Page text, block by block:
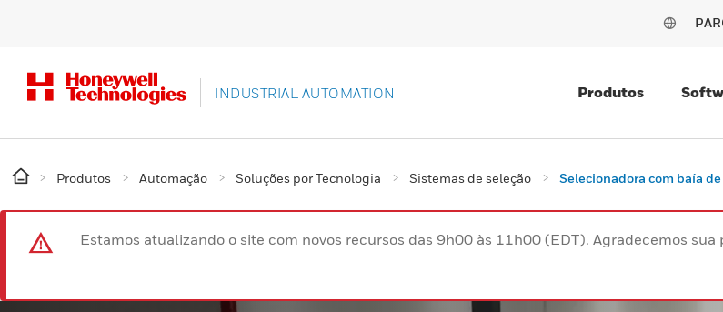
INDUSTRIAL AUTOMATION Produtos
Produtos Automação Soluções por Tecnologia Sistemas de seleção Selecionadora com baía
Estamos atualizando o site com novos recursos das 9h00 às 11h00 (EDT). Agradecemos